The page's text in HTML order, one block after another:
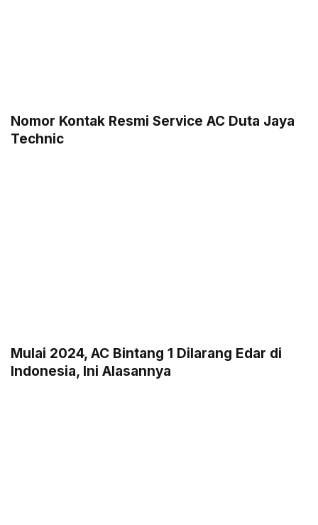
Nomor Kontak Resmi Service AC Duta Jaya
Technic
Mulai 2024, AC Bintang 1 Dilarang Edar di
Indonesia, Ini Alasannya